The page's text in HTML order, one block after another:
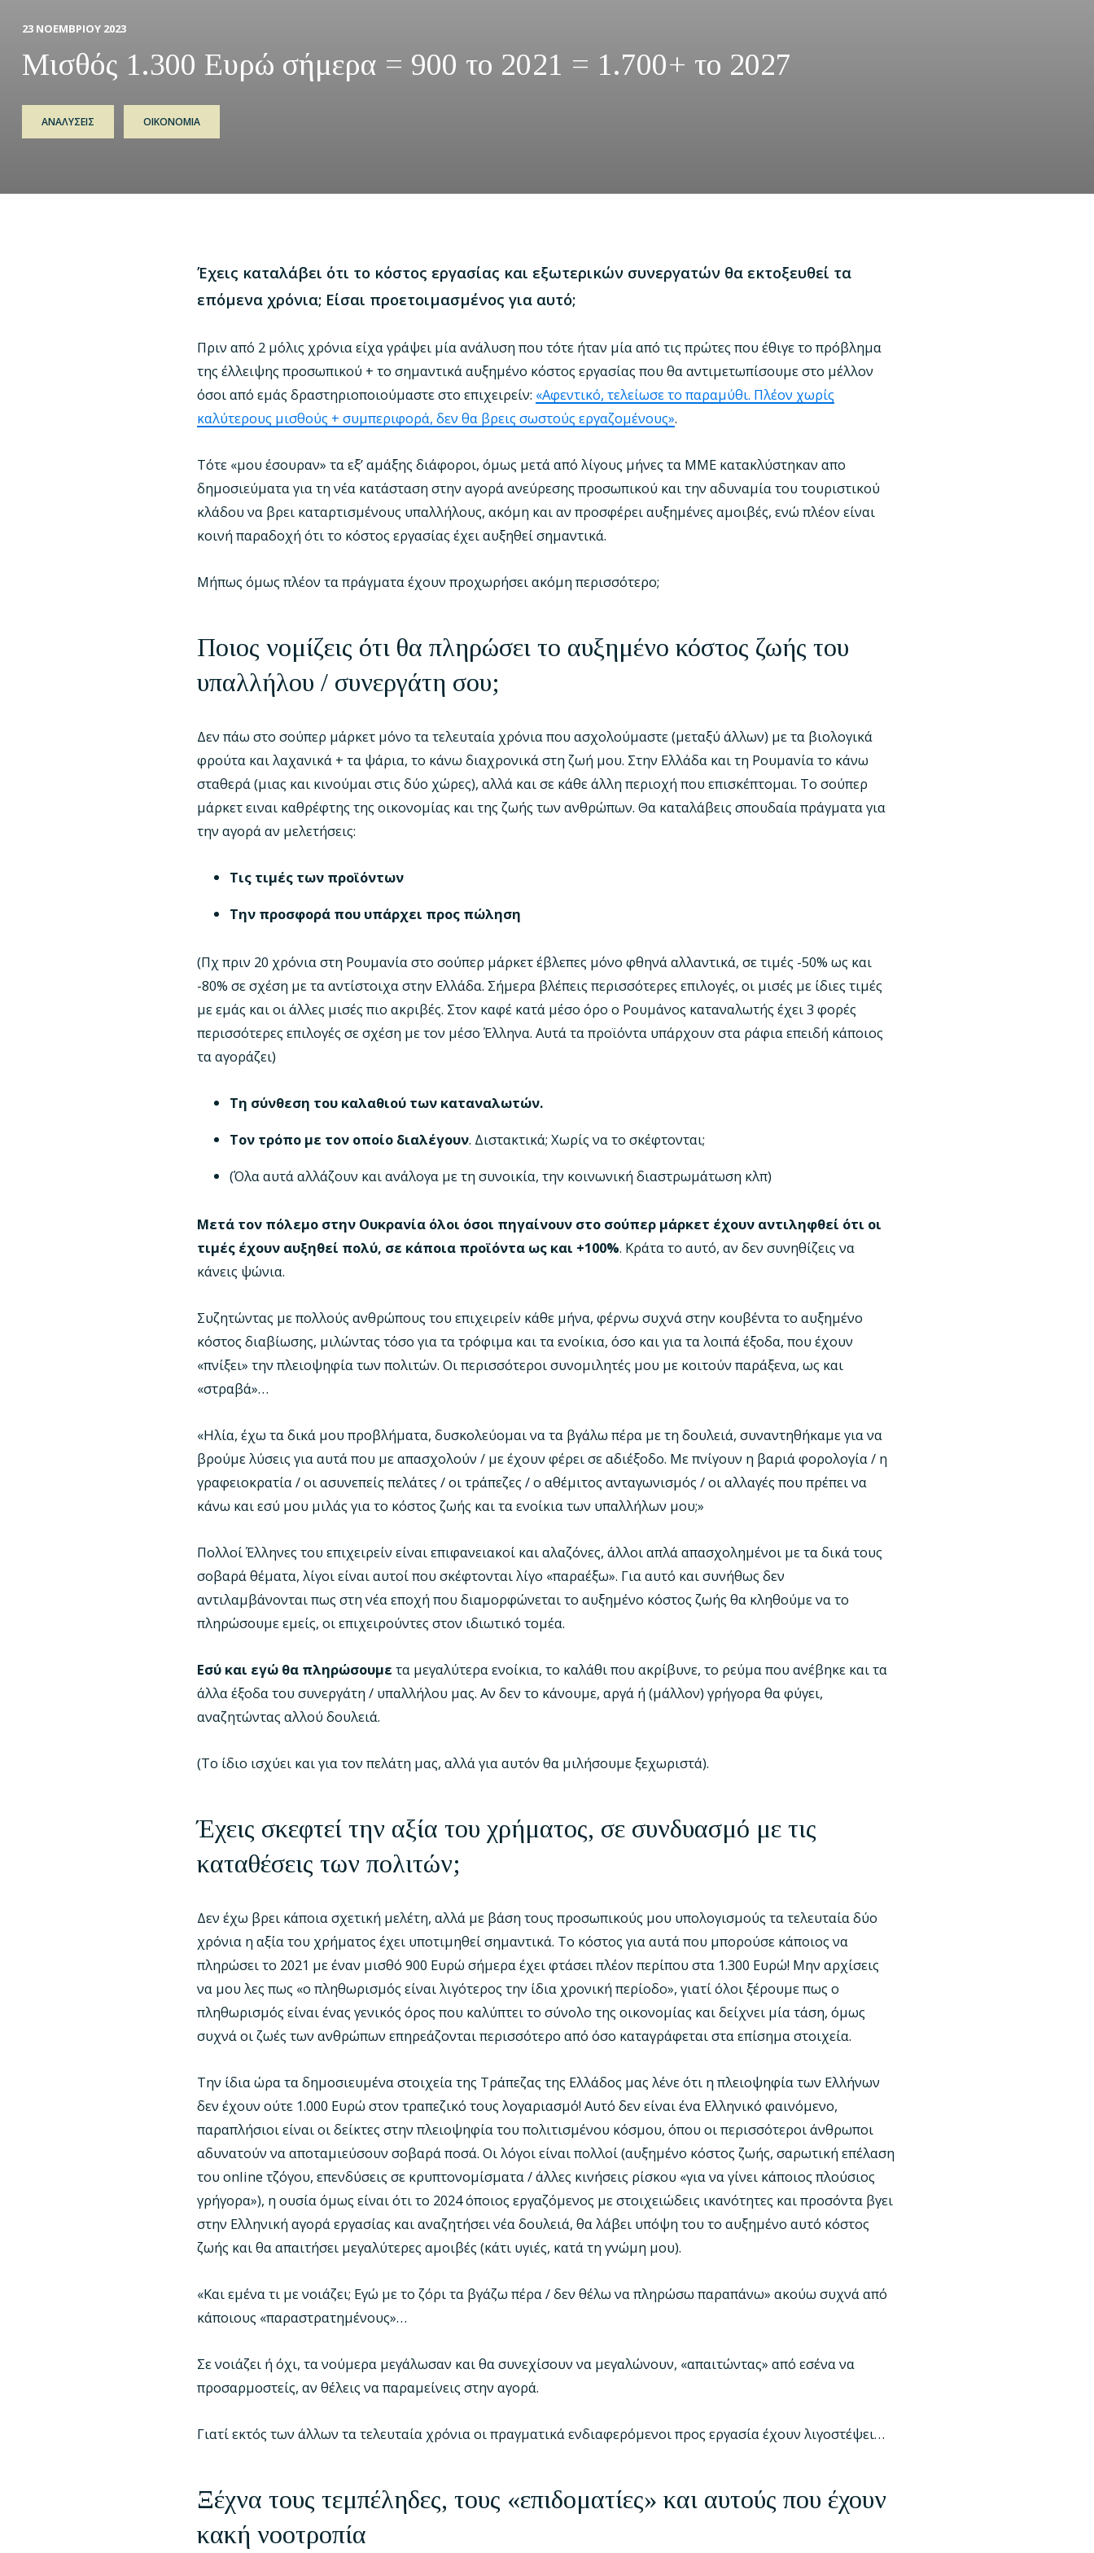
23 ΝΟΕΜΒΡΙΟΥ 2023
Μισθός 1.300 Ευρώ σήμερα = 900 το 2021 = 1.700+ το 2027
ΑΝΑΛΥΣΕΙΣ ΟΙΚΟΝΟΜΙΑ
Έχεις καταλάβει ότι το κόστος εργασίας και εξωτερικών συνεργατών θα εκτοξευθεί τα
επόμενα χρόνια; Είσαι προετοιμασμένος για αυτό;
Πριν από 2 μόλις χρόνια είχα γράψει μία ανάλυση που τότε ήταν μία από τις πρώτες που έθιγε το πρόβλημα
της έλλειψης προσωπικού + το σημαντικά αυξημένο κόστος εργασίας που θα αντιμετωπίσουμε στο μέλλον
όσοι από εμάς δραστηριοποιούμαστε στο επιχειρείν: «Αφεντικό, τελείωσε το παραμύθι. Πλέον χωρίς
καλύτερους μισθούς + συμπεριφορά, δεν θα βρεις σωστούς εργαζομένους».
Τότε «μου έσουραν» τα εξ’ αμάξης διάφοροι, όμως μετά από λίγους μήνες τα ΜΜΕ κατακλύστηκαν απο
δημοσιεύματα για τη νέα κατάσταση στην αγορά ανεύρεσης προσωπικού και την αδυναμία του τουριστικού
κλάδου να βρει καταρτισμένους υπαλλήλους, ακόμη και αν προσφέρει αυξημένες αμοιβές, ενώ πλέον είναι
κοινή παραδοχή ότι το κόστος εργασίας έχει αυξηθεί σημαντικά.
Μήπως όμως πλέον τα πράγματα έχουν προχωρήσει ακόμη περισσότερο;
Ποιος νομίζεις ότι θα πληρώσει το αυξημένο κόστος ζωής του
υπαλλήλου / συνεργάτη σου;
Δεν πάω στο σούπερ μάρκετ μόνο τα τελευταία χρόνια που ασχολούμαστε (μεταξύ άλλων) με τα βιολογικά
φρούτα και λαχανικά + τα ψάρια, το κάνω διαχρονικά στη ζωή μου. Στην Ελλάδα και τη Ρουμανία το κάνω
σταθερά (μιας και κινούμαι στις δύο χώρες), αλλά και σε κάθε άλλη περιοχή που επισκέπτομαι. Το σούπερ
μάρκετ ειναι καθρέφτης της οικονομίας και της ζωής των ανθρώπων. Θα καταλάβεις σπουδαία πράγματα για
την αγορά αν μελετήσεις:
Τις τιμές των προϊόντων
Την προσφορά που υπάρχει προς πώληση
(Πχ πριν 20 χρόνια στη Ρουμανία στο σούπερ μάρκετ έβλεπες μόνο φθηνά αλλαντικά, σε τιμές -50% ως και
-80% σε σχέση με τα αντίστοιχα στην Ελλάδα. Σήμερα βλέπεις περισσότερες επιλογές, οι μισές με ίδιες τιμές
με εμάς και οι άλλες μισές πιο ακριβές. Στον καφέ κατά μέσο όρο ο Ρουμάνος καταναλωτής έχει 3 φορές
περισσότερες επιλογές σε σχέση με τον μέσο Έλληνα. Αυτά τα προϊόντα υπάρχουν στα ράφια επειδή κάποιος
τα αγοράζει)
Τη σύνθεση του καλαθιού των καταναλωτών.
Τον τρόπο με τον οποίο διαλέγουν. Διστακτικά; Χωρίς να το σκέφτονται;
(Όλα αυτά αλλάζουν και ανάλογα με τη συνοικία, την κοινωνική διαστρωμάτωση κλπ)
Μετά τον πόλεμο στην Ουκρανία όλοι όσοι πηγαίνουν στο σούπερ μάρκετ έχουν αντιληφθεί ότι οι
τιμές έχουν αυξηθεί πολύ, σε κάποια προϊόντα ως και +100%. Κράτα το αυτό, αν δεν συνηθίζεις να
κάνεις ψώνια.
Συζητώντας με πολλούς ανθρώπους του επιχειρείν κάθε μήνα, φέρνω συχνά στην κουβέντα το αυξημένο
κόστος διαβίωσης, μιλώντας τόσο για τα τρόφιμα και τα ενοίκια, όσο και για τα λοιπά έξοδα, που έχουν
«πνίξει» την πλειοψηφία των πολιτών. Οι περισσότεροι συνομιλητές μου με κοιτούν παράξενα, ως και
«στραβά»…
«Ηλία, έχω τα δικά μου προβλήματα, δυσκολεύομαι να τα βγάλω πέρα με τη δουλειά, συναντηθήκαμε για να
βρούμε λύσεις για αυτά που με απασχολούν / με έχουν φέρει σε αδιέξοδο. Με πνίγουν η βαριά φορολογία / η
γραφειοκρατία / οι ασυνεπείς πελάτες / οι τράπεζες / ο αθέμιτος ανταγωνισμός / οι αλλαγές που πρέπει να
κάνω και εσύ μου μιλάς για το κόστος ζωής και τα ενοίκια των υπαλλήλων μου;»
Πολλοί Έλληνες του επιχειρείν είναι επιφανειακοί και αλαζόνες, άλλοι απλά απασχολημένοι με τα δικά τους
σοβαρά θέματα, λίγοι είναι αυτοί που σκέφτονται λίγο «παραέξω». Για αυτό και συνήθως δεν
αντιλαμβάνονται πως στη νέα εποχή που διαμορφώνεται το αυξημένο κόστος ζωής θα κληθούμε να το
πληρώσουμε εμείς, οι επιχειρούντες στον ιδιωτικό τομέα.
Εσύ και εγώ θα πληρώσουμε τα μεγαλύτερα ενοίκια, το καλάθι που ακρίβυνε, το ρεύμα που ανέβηκε και τα
άλλα έξοδα του συνεργάτη / υπαλλήλου μας. Αν δεν το κάνουμε, αργά ή (μάλλον) γρήγορα θα φύγει,
αναζητώντας αλλού δουλειά.
(Το ίδιο ισχύει και για τον πελάτη μας, αλλά για αυτόν θα μιλήσουμε ξεχωριστά).
Έχεις σκεφτεί την αξία του χρήματος, σε συνδυασμό με τις
καταθέσεις των πολιτών;
Δεν έχω βρει κάποια σχετική μελέτη, αλλά με βάση τους προσωπικούς μου υπολογισμούς τα τελευταία δύο
χρόνια η αξία του χρήματος έχει υποτιμηθεί σημαντικά. Το κόστος για αυτά που μπορούσε κάποιος να
πληρώσει το 2021 με έναν μισθό 900 Ευρώ σήμερα έχει φτάσει πλέον περίπου στα 1.300 Ευρώ! Μην αρχίσεις
να μου λες πως «ο πληθωρισμός είναι λιγότερος την ίδια χρονική περίοδο», γιατί όλοι ξέρουμε πως ο
πληθωρισμός είναι ένας γενικός όρος που καλύπτει το σύνολο της οικονομίας και δείχνει μία τάση, όμως
συχνά οι ζωές των ανθρώπων επηρεάζονται περισσότερο από όσο καταγράφεται στα επίσημα στοιχεία.
Την ίδια ώρα τα δημοσιευμένα στοιχεία της Τράπεζας της Ελλάδος μας λένε ότι η πλειοψηφία των Ελλήνων
δεν έχουν ούτε 1.000 Ευρώ στον τραπεζικό τους λογαριασμό! Αυτό δεν είναι ένα Ελληνικό φαινόμενο,
παραπλήσιοι είναι οι δείκτες στην πλειοψηφία του πολιτισμένου κόσμου, όπου οι περισσότεροι άνθρωποι
αδυνατούν να αποταμιεύσουν σοβαρά ποσά. Οι λόγοι είναι πολλοί (αυξημένο κόστος ζωής, σαρωτική επέλαση
του online τζόγου, επενδύσεις σε κρυπτονομίσματα / άλλες κινήσεις ρίσκου «για να γίνει κάποιος πλούσιος
γρήγορα»), η ουσία όμως είναι ότι το 2024 όποιος εργαζόμενος με στοιχειώδεις ικανότητες και προσόντα βγει
στην Ελληνική αγορά εργασίας και αναζητήσει νέα δουλειά, θα λάβει υπόψη του το αυξημένο αυτό κόστος
ζωής και θα απαιτήσει μεγαλύτερες αμοιβές (κάτι υγιές, κατά τη γνώμη μου).
«Και εμένα τι με νοιάζει; Εγώ με το ζόρι τα βγάζω πέρα / δεν θέλω να πληρώσω παραπάνω» ακούω συχνά από
κάποιους «παραστρατημένους»…
Σε νοιάζει ή όχι, τα νούμερα μεγάλωσαν και θα συνεχίσουν να μεγαλώνουν, «απαιτώντας» από εσένα να
προσαρμοστείς, αν θέλεις να παραμείνεις στην αγορά.
Γιατί εκτός των άλλων τα τελευταία χρόνια οι πραγματικά ενδιαφερόμενοι προς εργασία έχουν λιγοστέψει…
Ξέχνα τους τεμπέληδες, τους «επιδοματίες» και αυτούς που έχουν
κακή νοοτροπία